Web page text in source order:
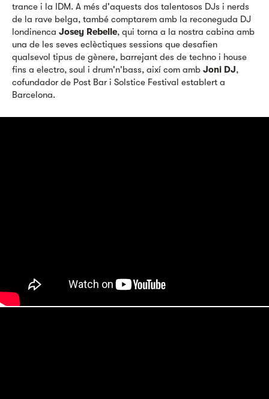
trance i la IDM. A més d'aquests dos talentosos DJs i nerds
de la rave belga, també comptarem amb la reconeguda DJ
londinenca Josey Rebelle, qui torna a la nostra cabina amb
una de les seves eclèctiques sessions que desafien
qualsevol tipus de gènere, barrejant des de techno i house
fins a electro, soul i drum'n'bass, així com amb Joni DJ,
cofundador de Post Bar i Solstice Festival establert a
Barcelona.